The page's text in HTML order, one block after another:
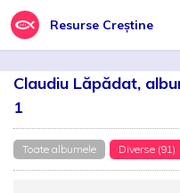
Resurse Creștine
Claudiu Lăpădat,
1
Toate albumele Diverse (91)